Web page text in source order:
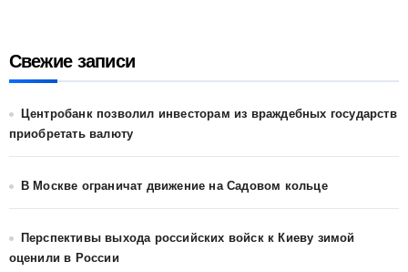
Свежие записи
Центробанк позволил инвесторам из враждебных государств
приобретать валюту
В Москве ограничат движение на Садовом кольце
Перспективы выхода российских войск к Киеву зимой
оценили в России